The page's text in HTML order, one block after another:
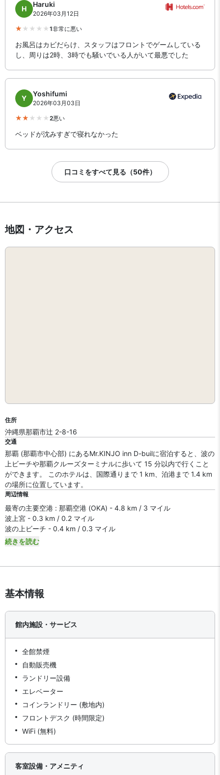
H
Haruki
2026年03月12日
1非常に悪い
お風呂はカビだらけ、スタッフはフロントでゲームしている
し、周りは2時、3時でも騒いでいる人がいて最悪でした
Y
Yoshifumi
2026年03月03日
2悪い
ベッドが沈みすぎで寝れなかった
口コミをすべて見る（50件）
地図・アクセス
住所
沖縄県那覇市辻 2-8-16
交通
那覇 (那覇市中心部) にあるMr.KINJO inn D-builに宿泊すると、波の
上ビーチや那覇クルーズターミナルに歩いて 15 分以内で行くこと
ができます。 このホテルは、国際通りまで 1 km、泊港まで 1.4 km
の場所に位置しています。
周辺情報
最寄の主要空港 : 那覇空港 (OKA) - 4.8 km / 3 マイル
波上宮 - 0.3 km / 0.2 マイル
波の上ビーチ - 0.4 km / 0.3 マイル
続きを読む
基本情報
館内施設・サービス
全館禁煙
自動販売機
ランドリー設備
エレベーター
コインランドリー (敷地内)
フロントデスク (時間限定)
WiFi (無料)
客室設備・アメニティ